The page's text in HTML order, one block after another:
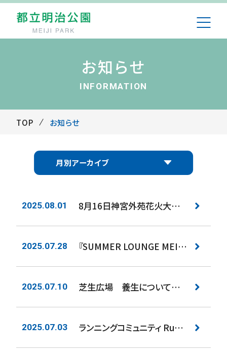
お知らせ
INFORMATION
TOP お知らせ
2025.08.01 8月16日神宮外苑花火大会開催日の公園利用について 事前登録制(無料)による制限入園のお知らせ
2025.07.28 『SUMMER LOUNGE MEIJI PARK』 8/1よりオープン！
2025.07.10 芝生広場 養生についてのお知らせ
2025.07.03 ランニングコミュニティ Runner’s Park Tokyo オープニングイベント Run your way Park 開催
月別アーカイブ